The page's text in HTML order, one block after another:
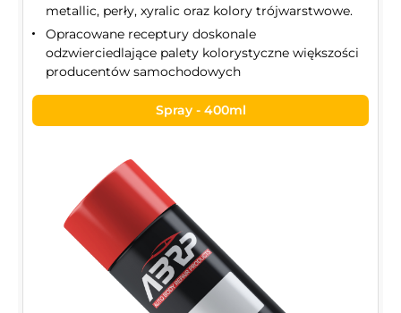
metallic, perły, xyralic oraz kolory trójwarstwowe.
Opracowane receptury doskonale
odzwierciedlające palety kolorystyczne większości
producentów samochodowych
Spray - 400ml